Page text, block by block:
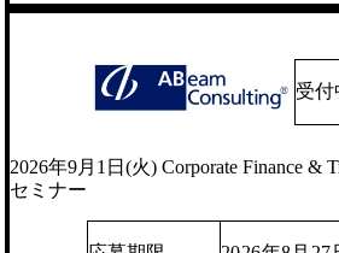
受付
2026年9月1日(火) Corporate Finance &
セミナー